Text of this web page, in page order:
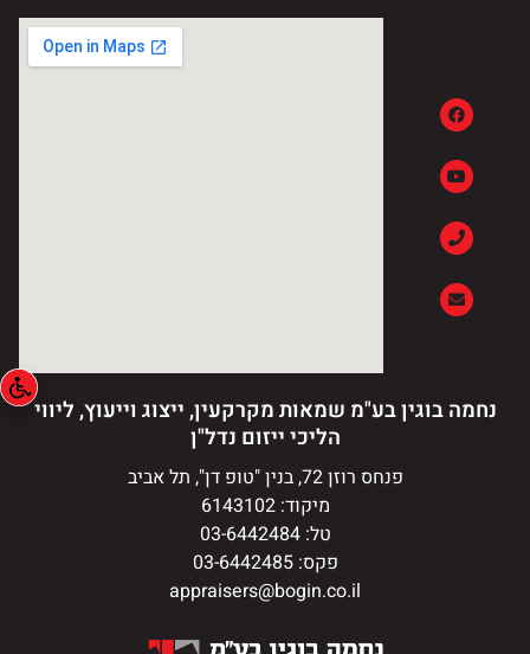
נחמה בוגין בע"מ שמאות מקרקעין, ייצוג וייעוץ, ליווי
הליכי ייזום נדל"ן
פנחס רוזן 72, בנין "טופ דן", תל אביב
מיקוד: 6143102
טל: 03-6442484
פקס: 03-6442485
appraisers@bogin.co.il